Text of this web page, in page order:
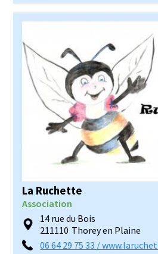
La Ruchette
Association
14 rue du Bois
211110 Thorey en Plaine
06 64 29 75 33 /